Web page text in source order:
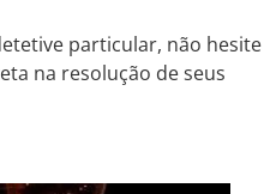
particular, não hesite
na resolução de seus